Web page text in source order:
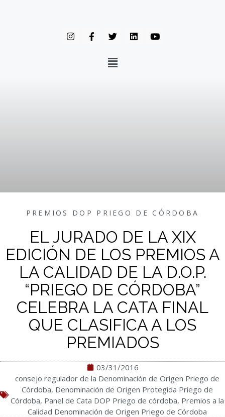
PREMIOS DOP PRIEGO DE CÓRDOBA
EL JURADO DE LA XIX
EDICIÓN DE LOS PREMIOS A
LA CALIDAD DE LA D.O.P.
“PRIEGO DE CÓRDOBA”
CELEBRA LA CATA FINAL
QUE CLASIFICA A LOS
PREMIADOS
03/31/2016
consejo regulador de la Denominación de Origen Priego de
Córdoba, Denominación de Origen Protegida Priego de
Córdoba, Panel de Cata DOP Priego de córdoba, Premios a la
Calidad Denominación de Origen Priego de Córdoba